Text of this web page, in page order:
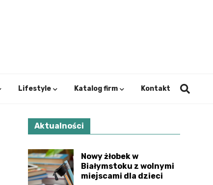
Lifestyle Katalog firm Kontakt
Aktualności
Nowy żłobek w
Białymstoku z wolnymi
miejscami dla dzieci